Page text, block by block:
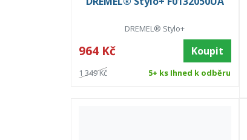
DREMEL® Stylo+
964 Kč Koupit
1 349 Kč 5+ ks Ihned k odběru